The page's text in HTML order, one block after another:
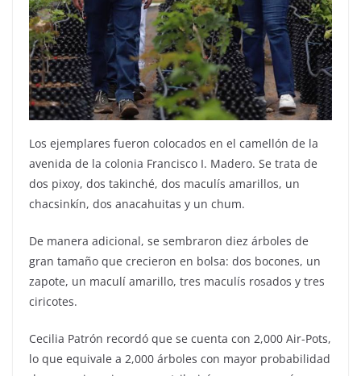
Los ejemplares fueron colocados en el camellón de la
avenida de la colonia Francisco I. Madero. Se trata de
dos pixoy, dos takinché, dos maculís amarillos, un
chacsinkín, dos anacahuitas y un chum.
De manera adicional, se sembraron diez árboles de
gran tamaño que crecieron en bolsa: dos bocones, un
zapote, un maculí amarillo, tres maculís rosados y tres
ciricotes.
Cecilia Patrón recordó que se cuenta con 2,000 Air-Pots,
lo que equivale a 2,000 árboles con mayor probabilidad